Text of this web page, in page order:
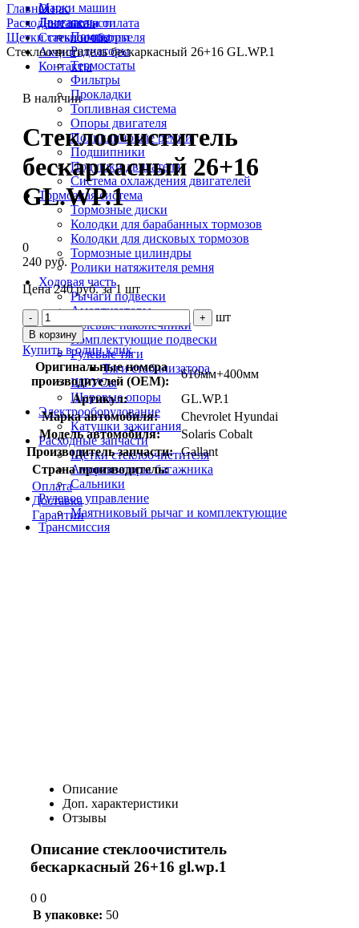
О нас
Доставка и оплата
Статьи и обзоры
Акции
Контакты
Марки машин
Двигатель
Помпы
Радиаторы
Термостаты
Фильтры
Прокладки
Топливная система
Опоры двигателя
Поликлиновые ремни
Подшипники
Подушки двигателя
Система охлаждения двигателей
Тормозная система
Тормозные диски
Колодки для барабанных тормозов
Колодки для дисковых тормозов
Тормозные цилиндры
Ролики натяжителя ремня
Ходовая часть
Рычаги подвески
Амортизаторы
Рулевые наконечники
Комплектующие подвески
Рулевые тяги
Тяги стабилизатора
ШРУСы
Шаровые опоры
Электрооборудование
Катушки зажигания
Расходные запчасти
Щетки стеклоочистителя
Амортизаторы багажника
Сальники
Рулевое управление
Маятниковый рычаг и комплектующие
Трансмиссия
Главная
Расходные запчасти
Щетки стеклоочистителя
Стеклоочиститель бескаркасный 26+16 GL.WP.1
В наличии
Стеклоочиститель
бескаркасный 26+16
GL.WP.1
0
240 руб.
Цена 240 руб. за 1 шт
- + шт
В корзину
Купить в один клик
Оригинальные номера
производителей (OEM):
610мм+400мм
Артикул:
GL.WP.1
Марка автомобиля:
Chevrolet Hyundai
Модель автомобиля:
Solaris Cobalt
Производитель запчасти: Gallant
Страна производитель:
-
Оплата
Доставка
Гарантии
Описание
Доп. характеристики
Отзывы
Описание стеклоочиститель
бескаркасный 26+16 gl.wp.1
0 0
В упаковке: 50